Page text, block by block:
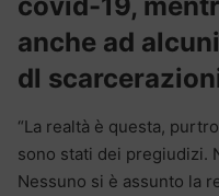
anche ad
dl
“La realtà è questa,
sono stati dei pregiudizi.
Nessuno si è assunto la